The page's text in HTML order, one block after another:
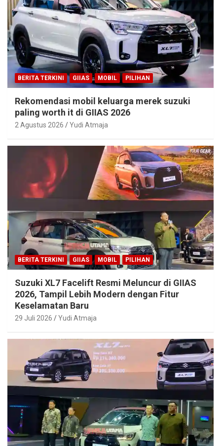
BERITA TERKINI GIIAS MOBIL PILIHAN
Rekomendasi mobil keluarga merek suzuki
paling worth it di GIIAS 2026
2 Agustus 2026 Yudi Atmaja
BERITA TERKINI GIIAS MOBIL PILIHAN
Suzuki XL7 Facelift Resmi Meluncur di GIIAS
2026, Tampil Lebih Modern dengan Fitur
Keselamatan Baru
29 Juli 2026 Yudi Atmaja